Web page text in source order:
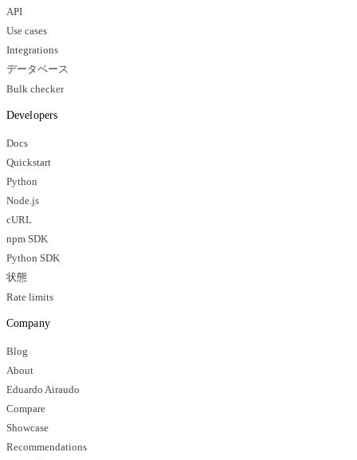
API
Use cases
Integrations
データベース
Bulk checker
Developers
Docs
Quickstart
Python
Node.js
cURL
npm SDK
Python SDK
状態
Rate limits
Company
Blog
About
Eduardo Airaudo
Compare
Showcase
Recommendations